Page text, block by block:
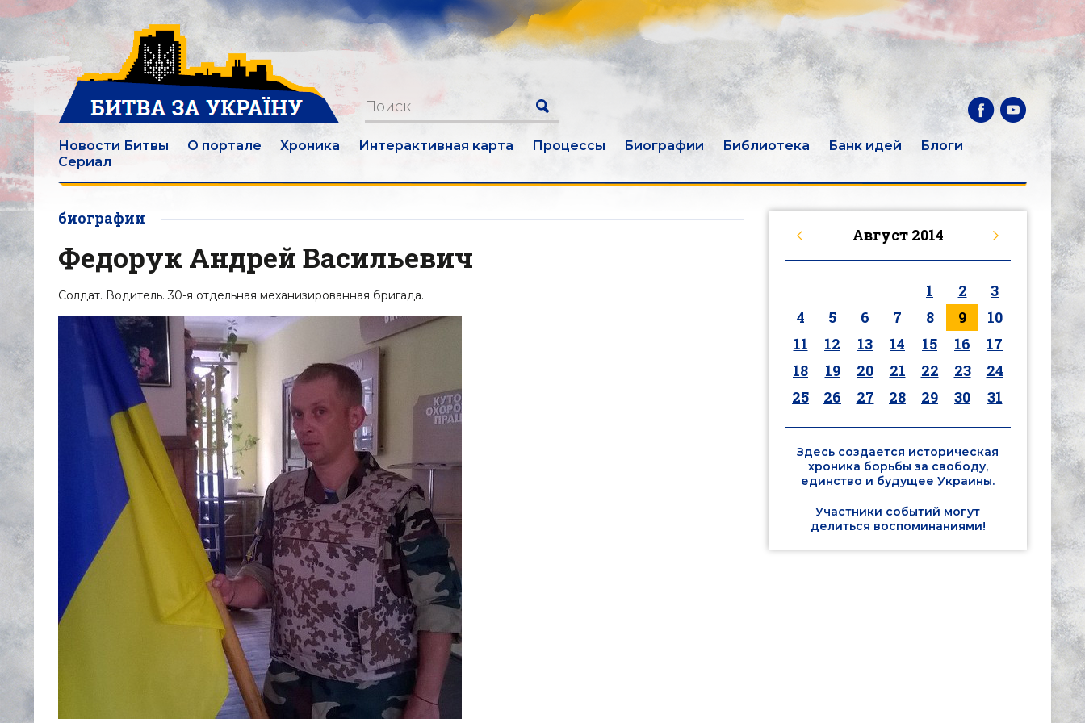
Новости Битвы О портале Хроника Интерактивная карта Процессы Биографии Библиотека Банк идей
Блоги
Сериал
биографии
Федорук Андрей Васильевич
Солдат. Водитель. 30-я отдельная механизированная бригада.
Август 2014
1 2
3
4
5 6 7 8 9
10
11
12 13 14 15 16
17
18
19 20 21 22 23
24
25
26 27 28 29 30 31
Здесь создается историческая
хроника борьбы за свободу,
единство и будущее Украины.
Участники событий могут
делиться воспоминаниями!